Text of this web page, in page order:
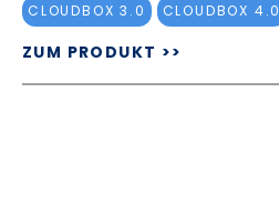
CLOUDBOX 3.0 CLOUDBOX 4.0
ZUM PRODUKT >>